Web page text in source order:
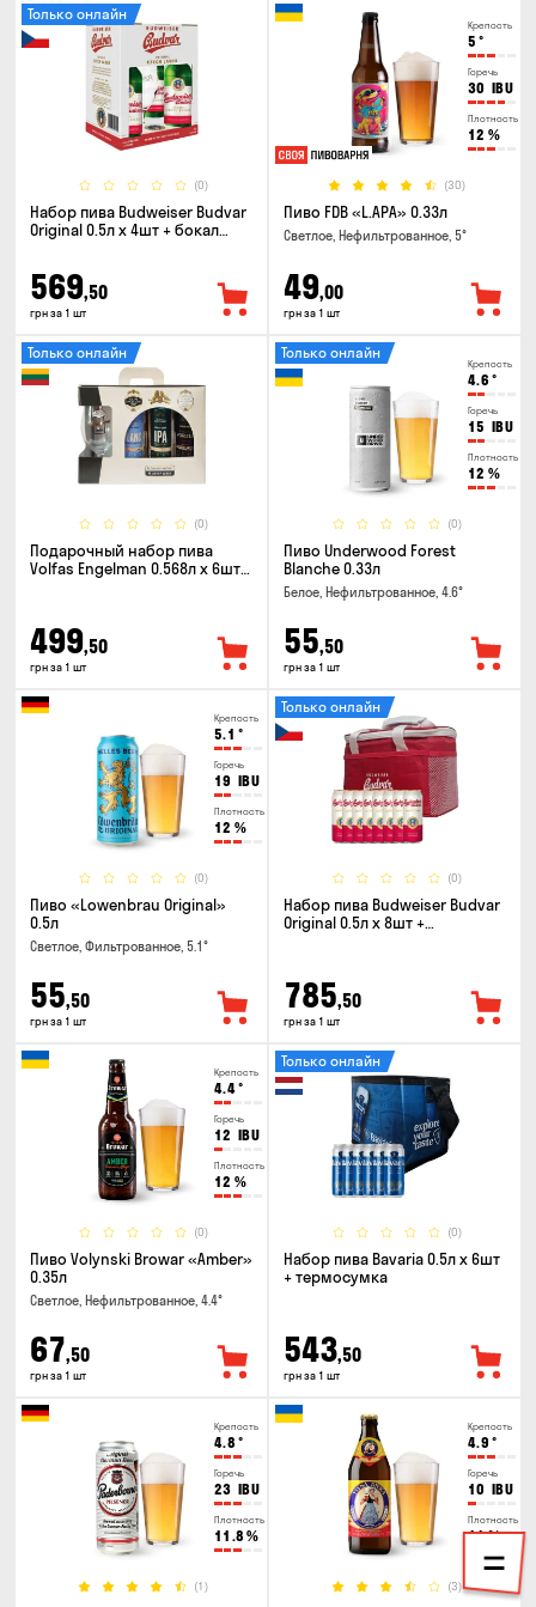
(0)
Только онлайн
Набор пива Budweiser Budvar
Original 0.5л х 4шт + бокал
569,50
грн за 1 шт
Крепость
5 °
Горечь
30 IBU
Плотность
12 %
(30)
Пиво FDB «L.APA» 0.33л
Светлое, Нефильтрованное, 5°
49,00
грн за 1 шт
(0)
Только онлайн
Подарочный набор пива
Volfas Engelman 0.568л x 6шт +
499,50
грн за 1 шт
Крепость
4.6 °
Горечь
15 IBU
Плотность
12 %
(0)
Только онлайн
Пиво Underwood Forest
Blanche 0.33л
Белое, Нефильтрованное, 4.6°
55,50
грн за 1 шт
Крепость
5.1 °
Горечь
19 IBU
Плотность
12 %
(0)
Пиво «Lowenbrau Original»
0.5л
Светлое, Фильтрованное, 5.1°
55,50
грн за 1 шт
(0)
Только онлайн
Набор пива Budweiser Budvar
Original 0.5л x 8шт +
785,50
грн за 1 шт
Крепость
4.4°
Горечь
12 IBU
Плотность
12 %
(0)
Пиво Volynski Browar «Amber»
0.35л
Светлое, Нефильтрованное, 4.4°
67,50
грн за 1 шт
(0)
Только онлайн
Набор пива Bavaria 0.5л х 6шт
+ термосумка
543,50
грн за 1 шт
Крепость
4.8 °
Горечь
23 IBU
Плотность
11.8 %
(1)
Крепость
4.9 °
Горечь
10 IBU
Плотность
11%
(3)